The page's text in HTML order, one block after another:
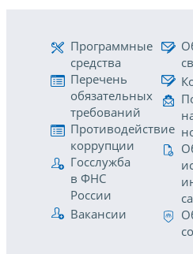
Программные
средства
Перечень
обязательных
требований
Противодействие
коррупции
Госслужба
в ФНС
России
Вакансии